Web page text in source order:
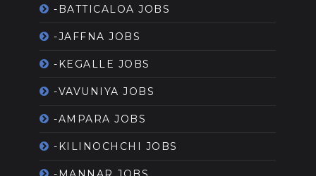
-BATTICALOA JOBS
-JAFFNA JOBS
-KEGALLE JOBS
-VAVUNIYA JOBS
-AMPARA JOBS
-KILINOCHCHI JOBS